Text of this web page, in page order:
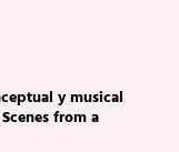
y musical
from a